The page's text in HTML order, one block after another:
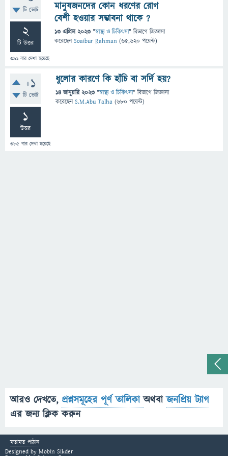
টি ভোট
2
টি উত্তর
391 বার দেখা হয়েছে
মানুষজনদের কোন ধরণের রোগ
বেশী হওয়ার সম্ভাবনা থাকে ?
13 এপ্রিল 2023 "স্বাস্থ্য ও চিকিৎসা" বিভাগে জিজ্ঞাসা
করেছেনSoaibur Rahman (65,620 পয়েন্ট)
+1
টি ভোট
1
উত্তর
385 বার দেখা হয়েছে
ধুলোর কারণে কি হাঁচি বা সর্দি হয়?
14 জানুয়ারি 2023 "স্বাস্থ্য ও চিকিৎসা" বিভাগে জিজ্ঞাসা
করেছেনS.M.Abu Talha (680 পয়েন্ট)
আরও দেখতে, প্রশ্নসমূহের পূর্ণ তালিকাঅথবাজনপ্রিয় ট্যাগ
এর জন্য ক্লিক করুন
মতামত পাঠান
Designed by Mobin Sikder